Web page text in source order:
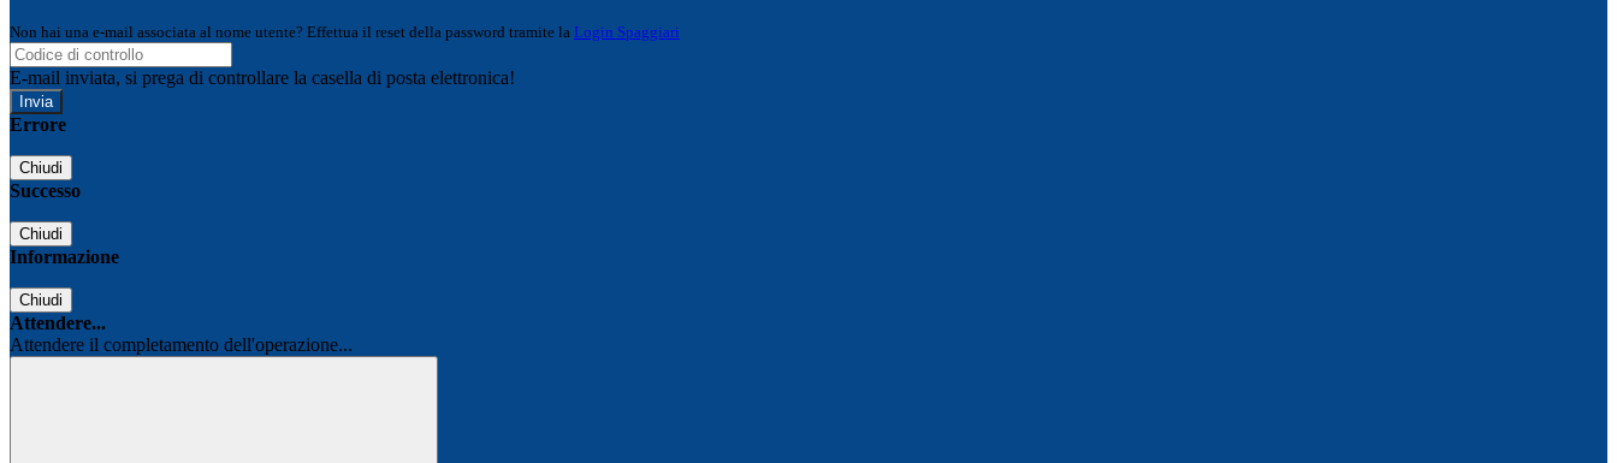
Non hai una e-mail associata al nome utente? Effettua il reset della password tramite la Login Spaggiari
E-mail inviata, si prega di controllare la casella di posta elettronica!
Errore
Chiudi
Successo
Chiudi
Informazione
Chiudi
Attendere...
Attendere il completamento dell'operazione...